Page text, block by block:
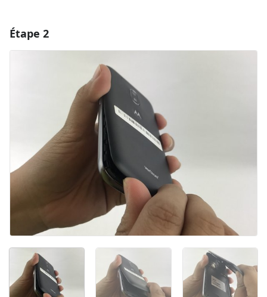
Ajouter un commentaire
Annuler Publier un commentaire
Étape 2